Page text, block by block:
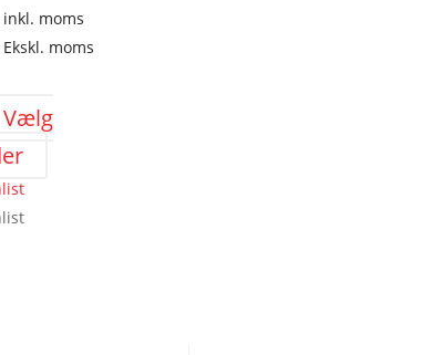
inkl. moms
Ekskl. moms
Vælg